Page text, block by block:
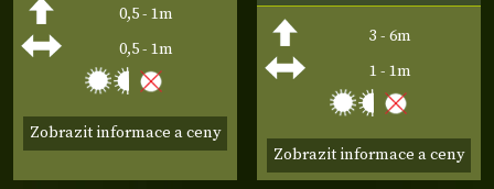
0,5 - 1m
0,5 - 1m
Zobrazit informace a ceny
3 - 6m
1 - 1m
Zobrazit informace a ceny